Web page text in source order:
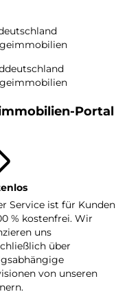
Portal
Service ist für Kunden
% kostenfrei. Wir
uns
über
von unseren